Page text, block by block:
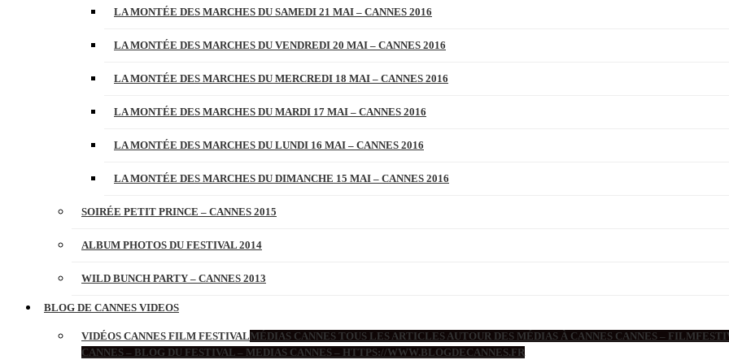
LA MONTÉE DES MARCHES DU SAMEDI 21 MAI – CANNES 2016
LA MONTÉE DES MARCHES DU VENDREDI 20 MAI – CANNES 2016
LA MONTÉE DES MARCHES DU MERCREDI 18 MAI – CANNES 2016
LA MONTÉE DES MARCHES DU MARDI 17 MAI – CANNES 2016
LA MONTÉE DES MARCHES DU LUNDI 16 MAI – CANNES 2016
LA MONTÉE DES MARCHES DU DIMANCHE 15 MAI – CANNES 2016
SOIRÉE PETIT PRINCE – CANNES 2015
ALBUM PHOTOS DU FESTIVAL 2014
WILD BUNCH PARTY – CANNES 2013
BLOG DE CANNES VIDEOS
VIDÉOS CANNES FILM FESTIVALMÉDIAS CANNES TOUS LES ARTICLES AUTOUR DES MÉDIAS À CANNES CANNES –
CANNES – BLOG DU FESTIVAL – MEDIAS CANNES – HTTPS://WWW.BLOGDECANNES.FR